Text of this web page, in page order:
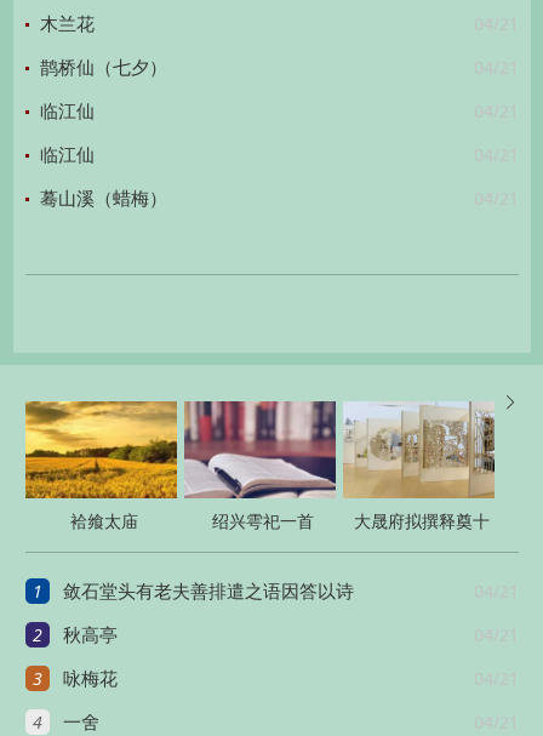
04/21
木兰花
04/21
鹊桥仙（七夕）
04/21
临江仙
04/21
临江仙
04/21
蓦山溪（蜡梅）

袷飨太庙 绍兴雩祀一首
大晟府拟撰释奠十
四首
1 04/21
敛石堂头有老夫善排遣之语因答以诗
2 04/21
秋高亭
3 04/21
咏梅花
4 04/21
一舍